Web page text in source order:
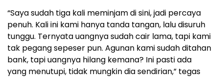
“Saya sudah tiga kali meminjam di sini, jadi percaya
penuh. Kali ini kami hanya tanda tangan, lalu disuruh
tunggu. Ternyata uangnya sudah cair lama, tapi kami
tak pegang sepeser pun. Agunan kami sudah ditahan
bank, tapi uangnya hilang kemana? Ini pasti ada
yang menutupi, tidak mungkin dia sendirian,” tegas